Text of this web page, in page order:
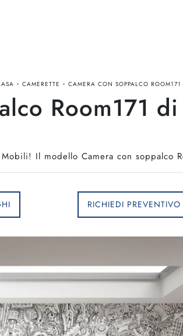
- CAMERETTE - CAMERA CON SOPPALCO ROOM171
Room171
Il modello Camera con soppalco
RICHIEDI PREVENTIVO